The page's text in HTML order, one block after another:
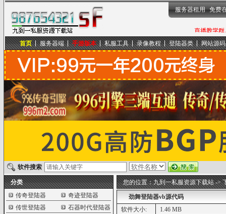
九到一私服资源下载站
服务器租用 免费
首页 服务器端 手游版本 私服工具 录像教程 登陆器类 网站源码
软件搜索
分类
传奇登陆器
奇迹登陆器
传世登陆器
石器时代登陆器
您的位置：九到一私服资源下载站->
劲舞登陆器vb源代码
软件大小:
1.46 MB